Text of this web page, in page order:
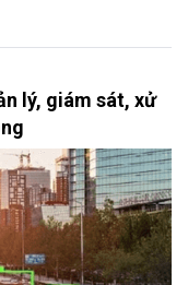
lý, giám sát, xử